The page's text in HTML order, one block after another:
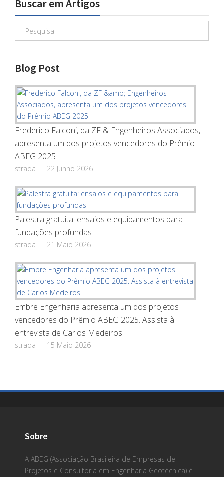
Buscar em Artigos
Blog Post
Frederico Falconi, da ZF & Engenheiros Associados,
apresenta um dos projetos vencedores do Prêmio
ABEG 2025
strada 22 Junho 2026
Palestra gratuita: ensaios e equipamentos para
fundações profundas
strada 21 Maio 2026
Embre Engenharia apresenta um dos projetos
vencedores do Prêmio ABEG 2025. Assista à
entrevista de Carlos Medeiros
strada 15 Maio 2026
Sobre
A ABEG (Associação Brasileira de Empresas de
Projetos e Consultoria em Engenharia Geotécnica) é